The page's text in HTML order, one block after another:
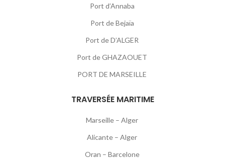
Port d’Annaba
Port de Bejaïa
Port de D’ALGER
Port de GHAZAOUET
PORT DE MARSEILLE
TRAVERSÉE MARITIME
Marseille – Alger
Alicante – Alger
Oran – Barcelone